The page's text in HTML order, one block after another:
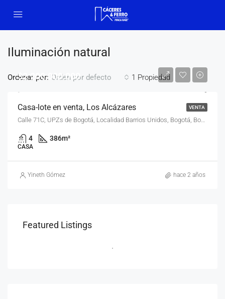
Iluminación natural
1 Propiedad
Ordenar por: Orden por defecto
VENTA
$2.200.000.000
Casa-lote en venta, Los Alcázares
Calle 71C, UPZs de Bogotá, Localidad Barrios Unidos, Bogotá, Bogotá Distrito Capital - Municipio, RAP (Especial) Central, 111221, Colombia
4 386m²
CASA
Yineth Gómez hace 2 años
Featured Listings